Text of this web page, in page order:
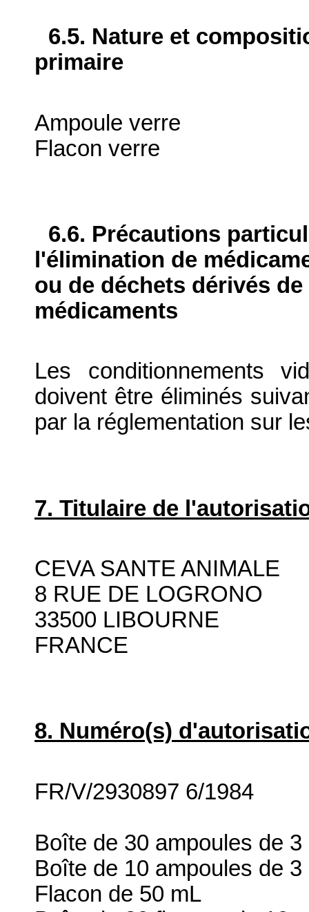
6.5. Nature et
primaire
Ampoule verre
Flacon verre
6.6. Précautions
l'élimination de
ou de déchets dérivés
médicaments
Les conditionnements
doivent être éliminés
par la réglementation sur
7. Titulaire de
CEVA SANTE ANIMALE
8 RUE DE LOGRONO
33500 LIBOURNE
FRANCE
8. Numéro(s)
FR/V/2930897 6/1984
Boîte de 30 ampoules de 3
Boîte de 10 ampoules de 3
Flacon de 50 mL